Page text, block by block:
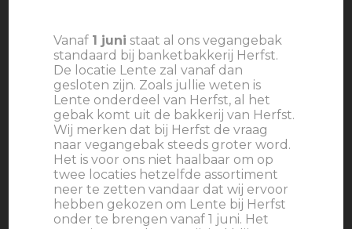
Vanaf 1 juni staat al ons vegangebak
standaard bij banketbakkerij Herfst.
De locatie Lente zal vanaf dan
gesloten zijn. Zoals jullie weten is
Lente onderdeel van Herfst, al het
gebak komt uit de bakkerij van Herfst.
Wij merken dat bij Herfst de vraag
naar vegangebak steeds groter word.
Het is voor ons niet haalbaar om op
twee locaties hetzelfde assortiment
neer te zetten vandaar dat wij ervoor
hebben gekozen om Lente bij Herfst
onder te brengen vanaf 1 juni. Het